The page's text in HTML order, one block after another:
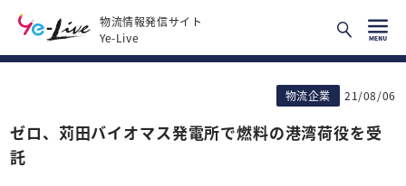
物流情報発信サイト
Ye-Live
物流企業 21/08/06
ゼロ、苅田バイオマス発電所で燃料の港湾荷役を受
託